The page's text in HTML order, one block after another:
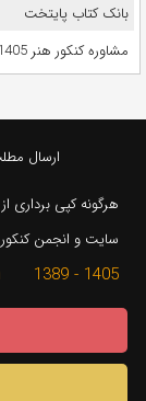
بانک کتاب پایتخت
مشاوره کنکور هنر 1405
ارسال
هرگونه کپی برداری
سایت و انجمن
1405 - 1389 konkur.in@gmail.com